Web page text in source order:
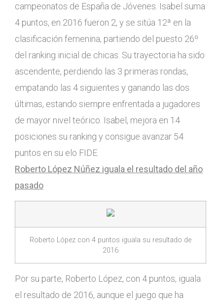
campeonatos de España de Jóvenes. Isabel suma
4 puntos, en 2016 fueron 2, y se sitúa 12ª en la
clasificación femenina, partiendo del puesto 26º
del ranking inicial de chicas. Su trayectoria ha sido
ascendente, perdiendo las 3 primeras rondas,
empatando las 4 siguientes y ganando las dos
últimas, estando siempre enfrentada a jugadores
de mayor nivel teórico. Isabel, mejora en 14
posiciones su ranking y consigue avanzar 54
puntos en su elo FIDE.
Roberto López Núñez iguala el resultado del año
pasado
Roberto López con 4 puntos iguala su resultado de
2016
Por su parte, Roberto López, con 4 puntos, iguala
el resultado de 2016, aunque el juego que ha